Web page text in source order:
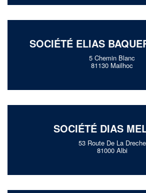
SOCIÉTÉ ELIAS
5 Chemin Blanc
81130 Mailhoc
SOCIÉTÉ DIAS
53 Route De La Dreche
81000 Albi